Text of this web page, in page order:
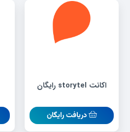
اکانت storytel رایگان
دریافت رایگان